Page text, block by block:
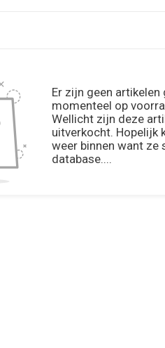
Er zijn geen artikelen
momenteel op
Wellicht zijn deze
uitverkocht. Hopelijk
weer binnen want ze
database....